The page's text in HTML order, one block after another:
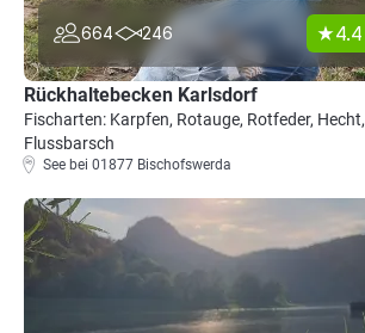
664 246 4.4
Rückhaltebecken Karlsdorf
Fischarten: Karpfen, Rotauge, Rotfeder, Hecht,
Flussbarsch
See bei 01877 Bischofswerda